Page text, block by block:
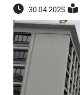
Stellen
E-
Paper
App
30.04.2025